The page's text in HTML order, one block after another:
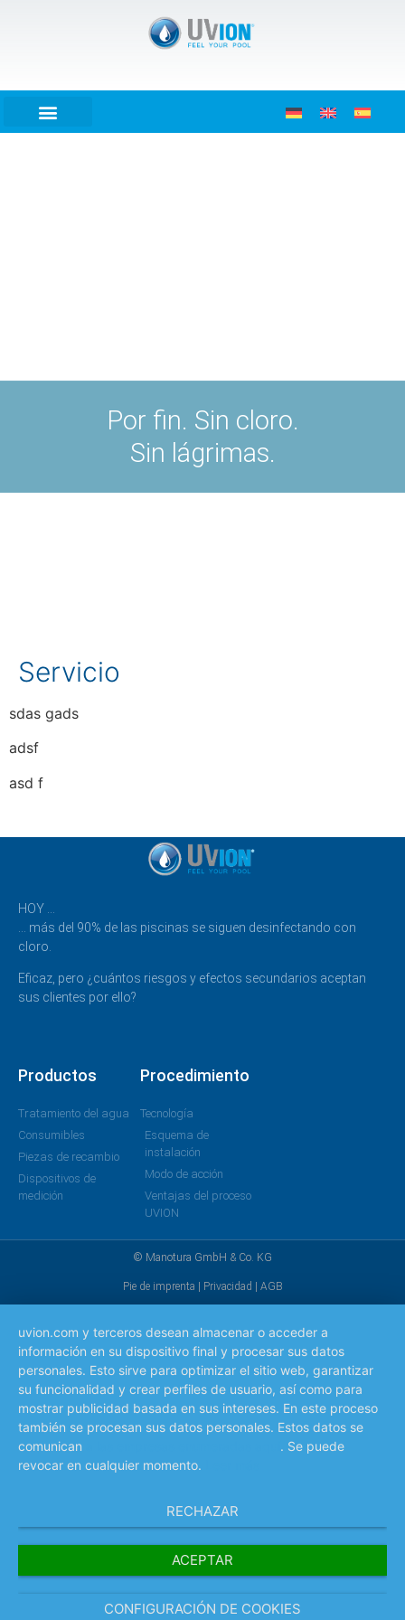
Por fin. Sin cloro.
Sin lágrimas.
Servicio
sdas gads
adsf
asd f
HOY …
… más del 90% de las piscinas se siguen desinfectando con
cloro.
Eficaz, pero ¿cuántos riesgos y efectos secundarios aceptan
sus clientes por ello?
Productos
Tratamiento del agua
Consumibles
Piezas de recambio
Dispositivos de
medición
Procedimiento
Tecnología
Esquema de
instalación
Modo de acción
Ventajas del proceso
UVION
© Manotura GmbH & Co. KG
Pie de imprenta Privacidad AGB
uvion.com y terceros desean almacenar o acceder a
información en su dispositivo final y procesar sus datos
personales. Esto sirve para optimizar el sitio web, garantizar
su funcionalidad y crear perfiles de usuario, así como para
mostrar publicidad basada en sus intereses. En este proceso
también se procesan sus datos personales. Estos datos se
comunican
. Se puede
revocar en cualquier momento.
RECHAZAR
ACEPTAR
CONFIGURACIÓN DE COOKIES